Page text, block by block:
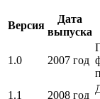
Версия
Дата
выпуска
1.0 2007 год
1.1
2008 год